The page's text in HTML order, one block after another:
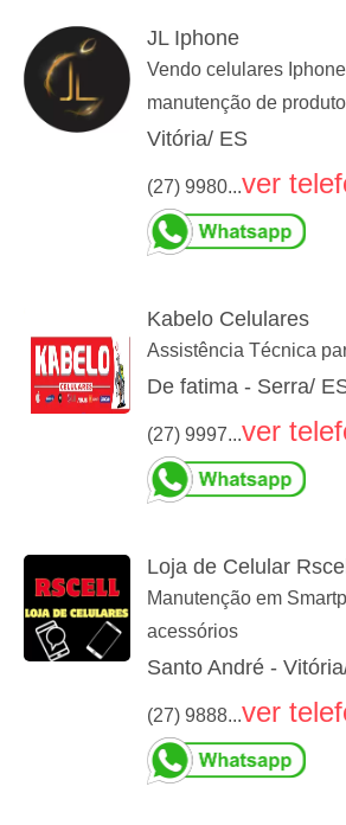
JL Iphone
Vendo celulares
manutenção de
Vitória/ ES
(27) 9980...ver
Kabelo Celulares
Assistência Técnica
De fatima - Serra/
(27) 9997...ver
Loja de Celular Rscell
Manutenção em
acessórios
Santo André -
(27) 9888...ver